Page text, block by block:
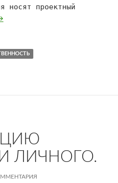
носят проектный
отношений: в упряжке
ЛИЧНОГО.